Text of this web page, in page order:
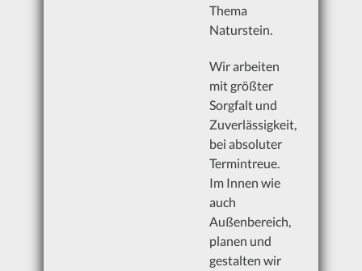
Thema
Naturstein.
Wir arbeiten
mit größter
Sorgfalt und
Zuverlässigkeit,
bei absoluter
Termintreue.
Im Innen wie
auch
Außenbereich,
planen und
gestalten wir